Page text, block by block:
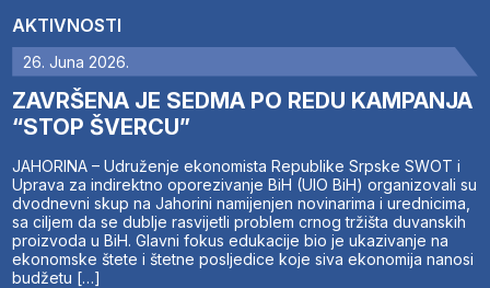
AKTIVNOSTI
26. Juna 2026.
ZAVRŠENA JE SEDMA PO REDU KAMPANJA
“STOP ŠVERCU”
JAHORINA – Udruženje ekonomista Republike Srpske SWOT i
Uprava za indirektno oporezivanje BiH (UIO BiH) organizovali su
dvodnevni skup na Jahorini namijenjen novinarima i urednicima,
sa ciljem da se dublje rasvijetli problem crnog tržišta duvanskih
proizvoda u BiH. Glavni fokus edukacije bio je ukazivanje na
ekonomske štete i štetne posljedice koje siva ekonomija nanosi
budžetu […]